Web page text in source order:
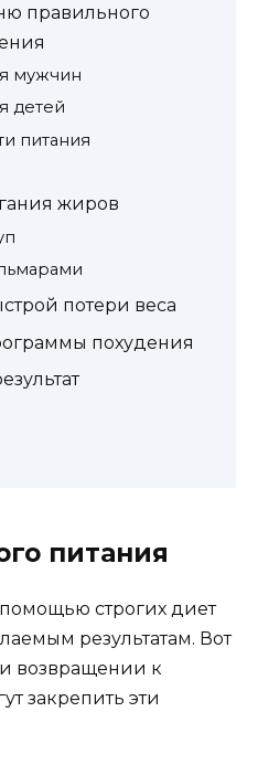
правильного
мужчин
детей
питания
жиров
потери веса
похудения
питания
строгих диет
результатам. Вот
возвращении к
закрепить эти